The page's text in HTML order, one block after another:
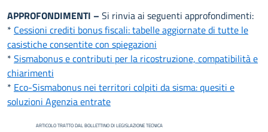
APPROFONDIMENTI – Si rinvia ai seguenti approfondimenti:
* Cessioni crediti bonus fiscali: tabelle aggiornate di tutte le
casistiche consentite con spiegazioni
* Sismabonus e contributi per la ricostruzione, compatibilità e
chiarimenti
* Eco-Sismabonus nei territori colpiti da sisma: quesiti e
soluzioni Agenzia entrate
ARTICOLO TRATTO DAL BOLLETTINO DI LEGISLAZIONE TECNICA